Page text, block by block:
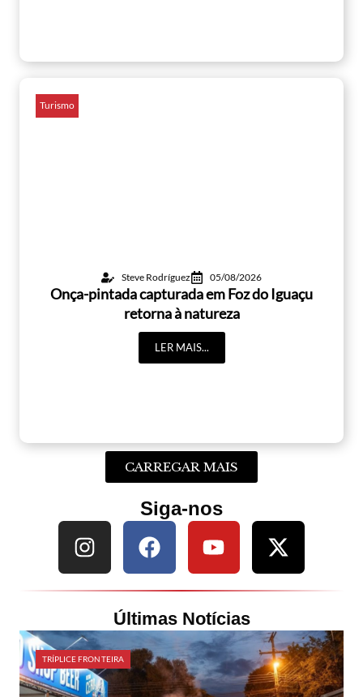
Turismo
Steve Rodríguez 05/08/2026
Onça-pintada capturada em Foz do Iguaçu
retorna à natureza
LER MAIS...
CARREGAR MAIS
Siga-nos
Últimas Notícias
TRÍPLICE FRONTEIRA